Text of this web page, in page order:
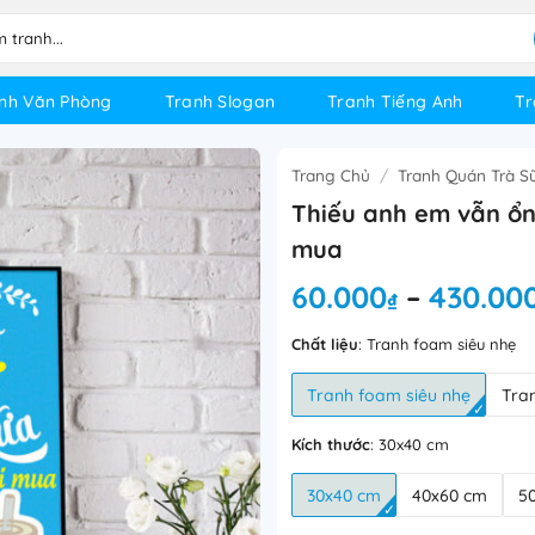
Văn Phòng Tranh Slogan Tranh Tiếng Anh
Trang Chủ / Tranh Quán Trà
Thiếu anh em vẫn
mua
60.000₫ –
Chất liệu: Tranh foam siêu nhẹ
Tranh foam siêu nhẹ
Kích thước: 30x40 cm
30x40 cm 40x60 cm